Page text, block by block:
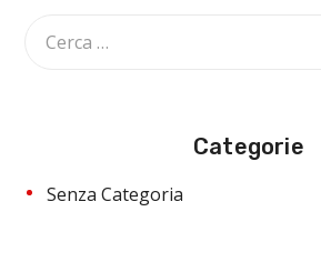
Categorie
Senza Categoria